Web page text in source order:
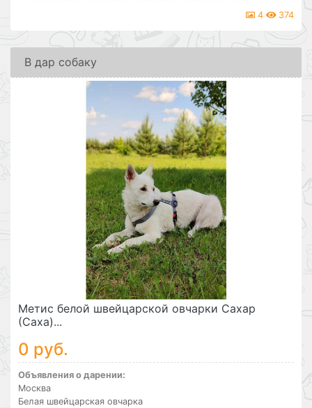
4 374
В дар собаку
Метис белой швейцарской овчарки Сахар
(Саха)...
0 руб.
Объявления о дарении:
Москва
Белая швейцарская овчарка